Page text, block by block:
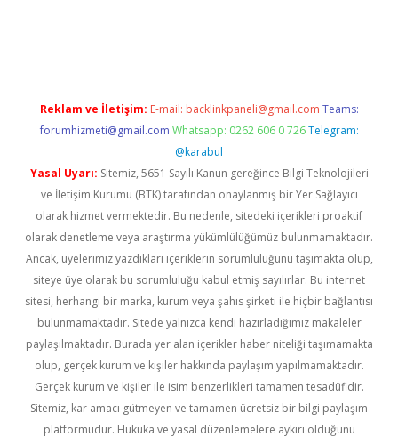
Reklam ve İletişim: E-mail: backlinkpaneli@gmail.com Teams:
forumhizmeti@gmail.com Whatsapp: 0262 606 0 726 Telegram:
@karabul
Yasal Uyarı: Sitemiz, 5651 Sayılı Kanun gereğince Bilgi Teknolojileri
ve İletişim Kurumu (BTK) tarafından onaylanmış bir Yer Sağlayıcı
olarak hizmet vermektedir. Bu nedenle, sitedeki içerikleri proaktif
olarak denetleme veya araştırma yükümlülüğümüz bulunmamaktadır.
Ancak, üyelerimiz yazdıkları içeriklerin sorumluluğunu taşımakta olup,
siteye üye olarak bu sorumluluğu kabul etmiş sayılırlar. Bu internet
sitesi, herhangi bir marka, kurum veya şahıs şirketi ile hiçbir bağlantısı
bulunmamaktadır. Sitede yalnızca kendi hazırladığımız makaleler
paylaşılmaktadır. Burada yer alan içerikler haber niteliği taşımamakta
olup, gerçek kurum ve kişiler hakkında paylaşım yapılmamaktadır.
Gerçek kurum ve kişiler ile isim benzerlikleri tamamen tesadüfidir.
Sitemiz, kar amacı gütmeyen ve tamamen ücretsiz bir bilgi paylaşım
platformudur. Hukuka ve yasal düzenlemelere aykırı olduğunu